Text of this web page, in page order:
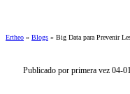
Ertheo » Blogs » Big Data para Prevenir
Publicado por primera vez 04-